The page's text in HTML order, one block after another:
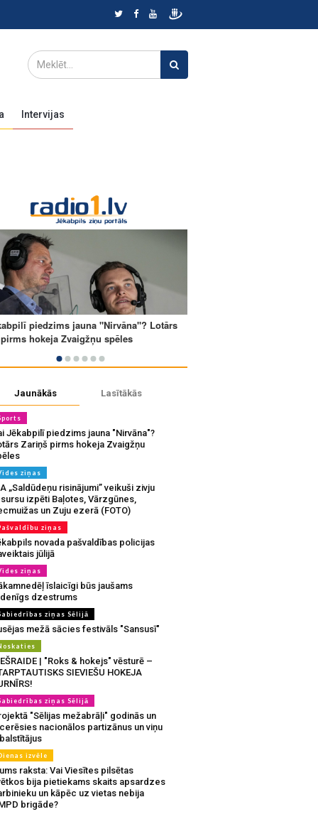
Intervijas
Jaunākās Lasītākās
Jēkabpilī piedzims jauna "Nirvāna"?
Zariņš pirms hokeja Zvaigžņu
ziņas
„Saldūdeņu risinājumi” veikuši zivju
izpēti Baļotes, Vārzgūnes,
un Zuju ezerā (FOTO)
ziņas
novada pašvaldības policijas
jūlijā
ziņas
īslaicīgi būs jaušams
dzestrums
ziņas Sēlijā
mežā sācies festivāls "Sansusī"
| "Roks & hokejs" vēsturē –
SIEVIEŠU HOKEJA
ziņas Sēlijā
"Sēlijas mežabrāļi" godinās un
nacionālos partizānus un viņu
izvēle
raksta: Vai Viesītes pilsētas
bija pietiekams skaits apsardzes
un kāpēc uz vietas nebija
brigāde?